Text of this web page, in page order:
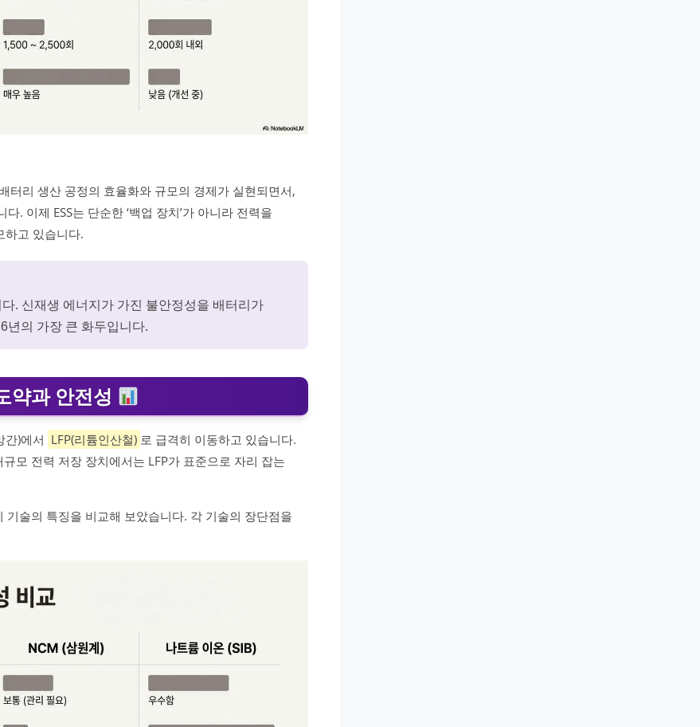
터리 생산 공정의 효율화와 규모의 경제가 실현되면서,
. 이제 ESS는 단순한 ‘백업 장치’가 아니라 전력을
하고 있습니다.
. 신재생 에너지가 가진 불안정성을 배터리가
년의 가장 큰 화두입니다.
약과 안전성
간)에서 LFP(리튬인산철) 로 급격히 이동하고 있습니다.
모 전력 저장 장치에서는 LFP가 표준으로 자리 잡는
술의 특징을 비교해 보았습니다. 각 기술의 장단점을